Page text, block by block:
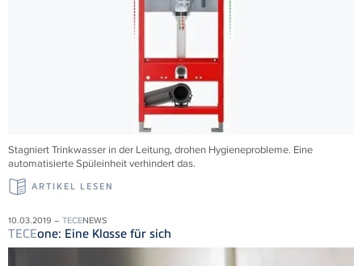
Stagniert Trinkwasser in der Leitung, drohen Hygieneprobleme. Eine
automatisierte Spüleinheit verhindert das.
ARTIKEL LESEN
10.03.2019 – TECENEWS
TECEone: Eine Klasse für sich